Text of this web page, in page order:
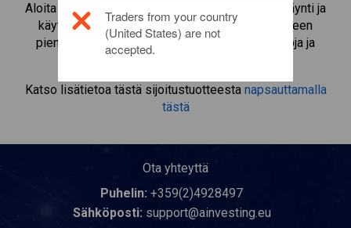
Aloita instrumentin
CFD-kaupankäynti ja
käytä vipua kaupankäyntivolyymin suurentamiseen
pienellä marginaalitalletuksella. Seuraa toimialoja ja
Katso lisätietoa tästä sijoitustuotteesta napsauttamalla
tästä
Ota yhteyttä
Puhelin: +359(2)4928497
Sähköposti: support@ainvesting.eu
Traders from your country
(United States) are not
accepted.